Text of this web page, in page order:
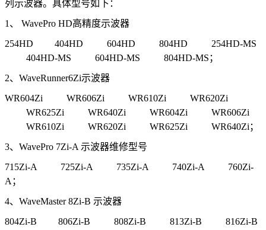
列示波器。具体型号如下：
1、 WavePro HD高精度示波器
254HD 404HD 604HD 804HD 254HD-MS
404HD-MS 604HD-MS 804HD-MS；
2、WaveRunner6Zi示波器
WR604Zi WR606Zi WR610Zi WR620Zi
WR625Zi WR640Zi WR604Zi WR606Zi
WR610Zi WR620Zi WR625Zi WR640Zi；
3、WavePro 7Zi-A 示波器维修型号
715Zi-A 725Zi-A 735Zi-A 740Zi-A 760Zi-
A；
4、WaveMaster 8Zi-B 示波器
804Zi-B 806Zi-B 808Zi-B 813Zi-B 816Zi-B